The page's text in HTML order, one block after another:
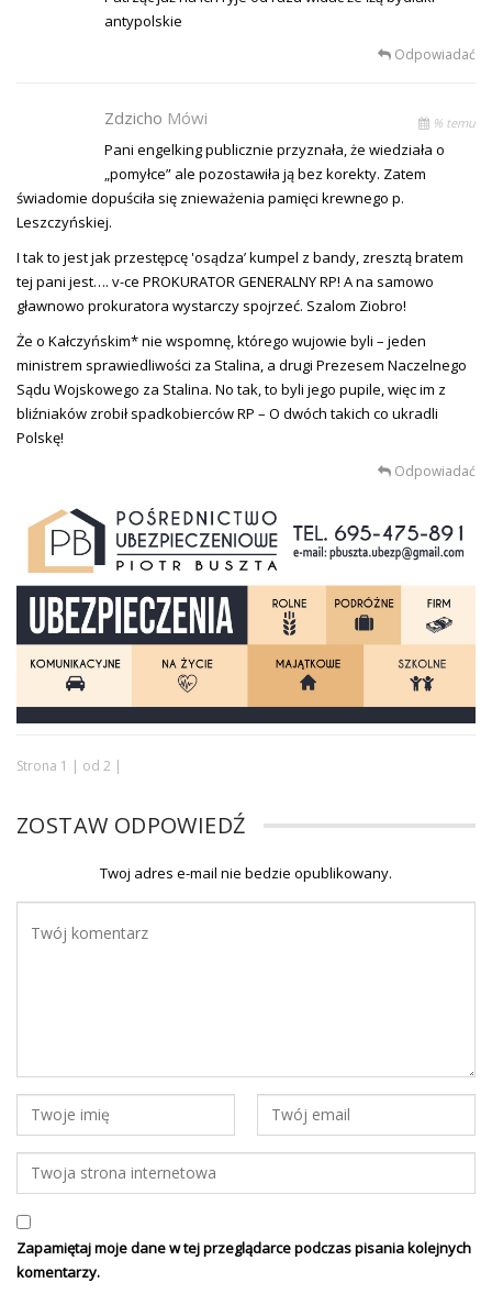
antypolskie
Odpowiadać
Zdzicho Mówi % temu
Pani engelking publicznie przyznała, że wiedziała o
„pomyłce” ale pozostawiła ją bez korekty. Zatem
świadomie dopuściła się znieważenia pamięci krewnego p.
Leszczyńskiej.
I tak to jest jak przestępcę 'osądza’ kumpel z bandy, zresztą bratem
tej pani jest…. v-ce PROKURATOR GENERALNY RP! A na samowo
gławnowo prokuratora wystarczy spojrzeć. Szalom Ziobro!
Że o Kałczyńskim* nie wspomnę, którego wujowie byli – jeden
ministrem sprawiedliwości za Stalina, a drugi Prezesem Naczelnego
Sądu Wojskowego za Stalina. No tak, to byli jego pupile, więc im z
bliźniaków zrobił spadkobierców RP – O dwóch takich co ukradli
Polskę!
Odpowiadać
Strona 1 | od 2 |
ZOSTAW ODPOWIEDŹ
Twoj adres e-mail nie bedzie opublikowany.
Zapamiętaj moje dane w tej przeglądarce podczas pisania kolejnych
komentarzy.